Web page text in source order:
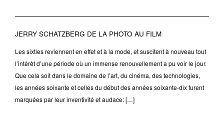
JERRY SCHATZBERG DE LA PHOTO AU FILM
Les sixties reviennent en effet et à la mode, et suscitent à nouveau tout
l’intérêt d’une période où un immense renouvellement a pu voir le jour.
Que cela soit dans le domaine de l’art, du cinéma, des technologies,
les années soixante et celles du début des années soixante-dix furent
marquées par leur inventivité et audace: […]